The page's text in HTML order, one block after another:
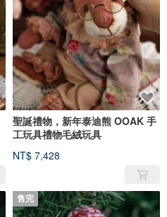
聖誕禮物，新年泰迪熊 OOAK 手
工玩具禮物毛絨玩具
NT$ 7,428
售完